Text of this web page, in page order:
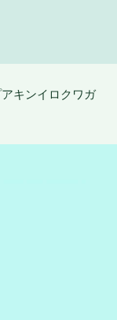
キンイロクワガ